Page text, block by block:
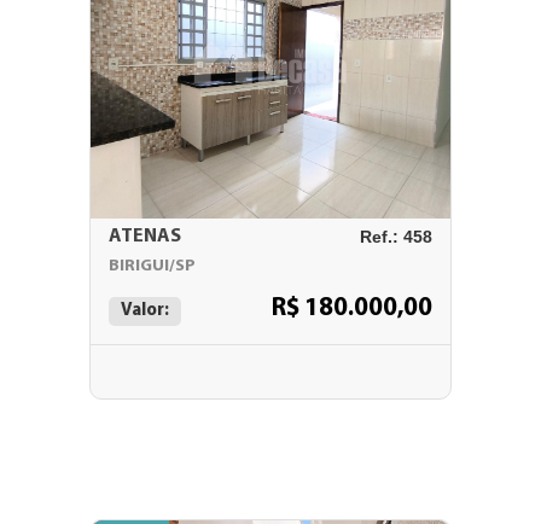
ATENAS Ref.: 458
BIRIGUI/SP
Valor: R$ 180.000,00